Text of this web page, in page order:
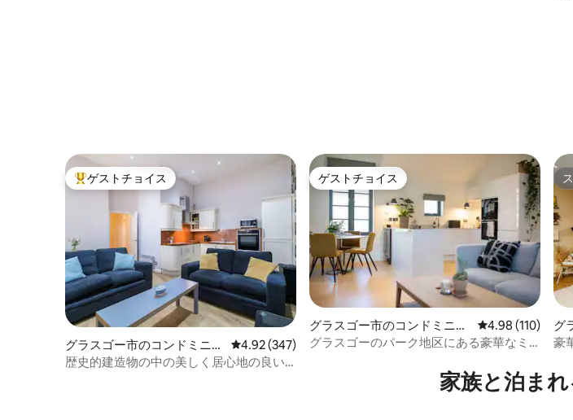
大好評のゲストチョイスです。
ゲストチョイス
グラスゴー市のコンドミニア
ム
レビュー347件、5つ星中4.92つ星の平均評価
4.92 (347)
歴史的建造物の中の美しく居心地の良い2
ゲストチョイス
ゲストチョイス
グラスゴー市のコンドミニア
ム
レビュー110件
4.98 (110)
グラスゴーのパーク地区にある豪華なミ
グ
ム
豪
家族と泊ま